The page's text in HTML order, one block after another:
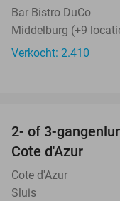
Bar Bistro DuCo
Middelburg (+9
Verkocht: 2.410
2- of 3-
Cote d'Azur
Cote d'Azur
Sluis